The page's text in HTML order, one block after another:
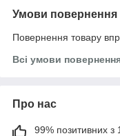
Умови повернення
Повернення товару
Всі умови
Про нас
99% позитивних з